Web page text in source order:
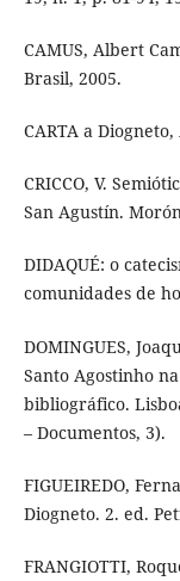
CAMUS, Albert
Brasil, 2005.
CARTA a
CRICCO, V.
San Agustín.
DIDAQUÉ: o
comunidades de
DOMINGUES,
Santo Agostinho
bibliográfico.
– Documentos, 3).
FIGUEIREDO,
Diogneto. 2. ed.
FRANGIOTTI,